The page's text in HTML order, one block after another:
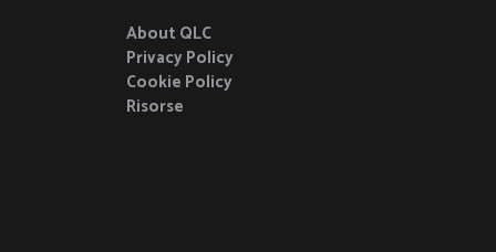
About QLC
Privacy Policy
Cookie Policy
Risorse